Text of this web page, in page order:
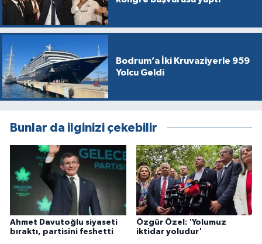
Bodrum’a İki Kruvaziyerle 959
Yolcu Geldi
Bunlar da ilginizi çekebilir
Ahmet Davutoğlu siyaseti
bıraktı, partisini feshetti
Özgür Özel: 'Yolumuz
iktidar yoludur'